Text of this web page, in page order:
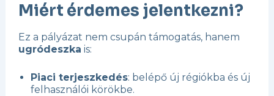
Miért érdemes jelentkezni?
Ez a pályázat nem csupán támogatás, hanem
ugródeszka is:
Piaci terjeszkedés: belépő új régiókba és új
felhasználói körökbe.